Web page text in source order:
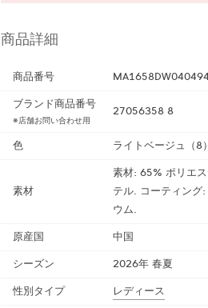
商品詳細
商品番号
MA1658DW040494
ブランド商品番号
※店舗お問い合わせ用
27056358 8
色 ライトベージュ（8）
素材
素材: 65% ポリエ
テル. コーティン
ウム.
原産国
中国
シーズン
2026年 春夏
性別タイプ
レディース